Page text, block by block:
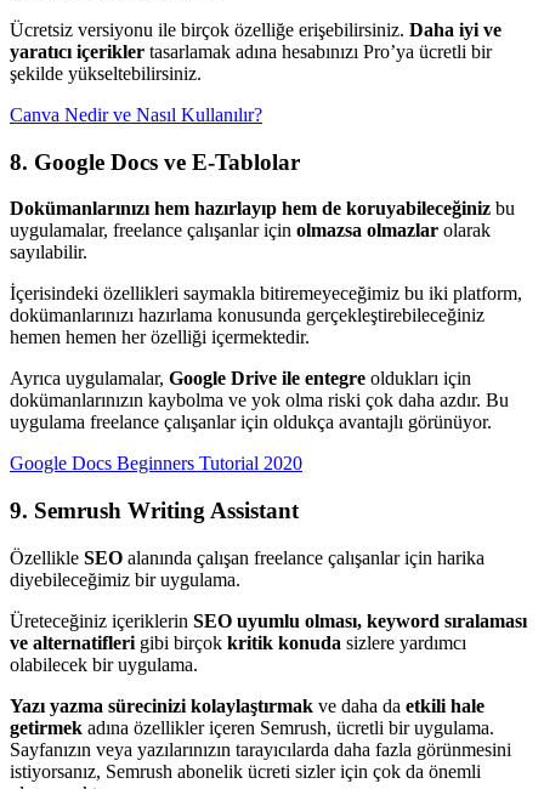
Ücretsiz versiyonu ile birçok özelliğe erişebilirsiniz. Daha iyi ve
yaratıcı içerikler tasarlamak adına hesabınızı Pro’ya ücretli bir
şekilde yükseltebilirsiniz.
Canva Nedir ve Nasıl Kullanılır?
8. Google Docs ve E-Tablolar
Dokümanlarınızı hem hazırlayıp hem de koruyabileceğiniz bu
uygulamalar, freelance çalışanlar için olmazsa olmazlar olarak
sayılabilir.
İçerisindeki özellikleri saymakla bitiremeyeceğimiz bu iki platform,
dokümanlarınızı hazırlama konusunda gerçekleştirebileceğiniz
hemen hemen her özelliği içermektedir.
Ayrıca uygulamalar, Google Drive ile entegre oldukları için
dokümanlarınızın kaybolma ve yok olma riski çok daha azdır. Bu
uygulama freelance çalışanlar için oldukça avantajlı görünüyor.
Google Docs Beginners Tutorial 2020
9. Semrush Writing Assistant
Özellikle SEO alanında çalışan freelance çalışanlar için harika
diyebileceğimiz bir uygulama.
Üreteceğiniz içeriklerin SEO uyumlu olması, keyword sıralaması
ve alternatifleri gibi birçok kritik konuda sizlere yardımcı
olabilecek bir uygulama.
Yazı yazma sürecinizi kolaylaştırmak ve daha da etkili hale
getirmek adına özellikler içeren Semrush, ücretli bir uygulama.
Sayfanızın veya yazılarınızın tarayıcılarda daha fazla görünmesini
istiyorsanız, Semrush abonelik ücreti sizler için çok da önemli